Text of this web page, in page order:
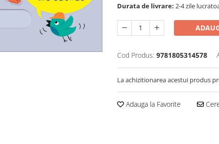
Durata de livrare: 2-4 zile
Cod Produs: 9781805314578
La achizitionarea acestui produs
Adauga la Favorite